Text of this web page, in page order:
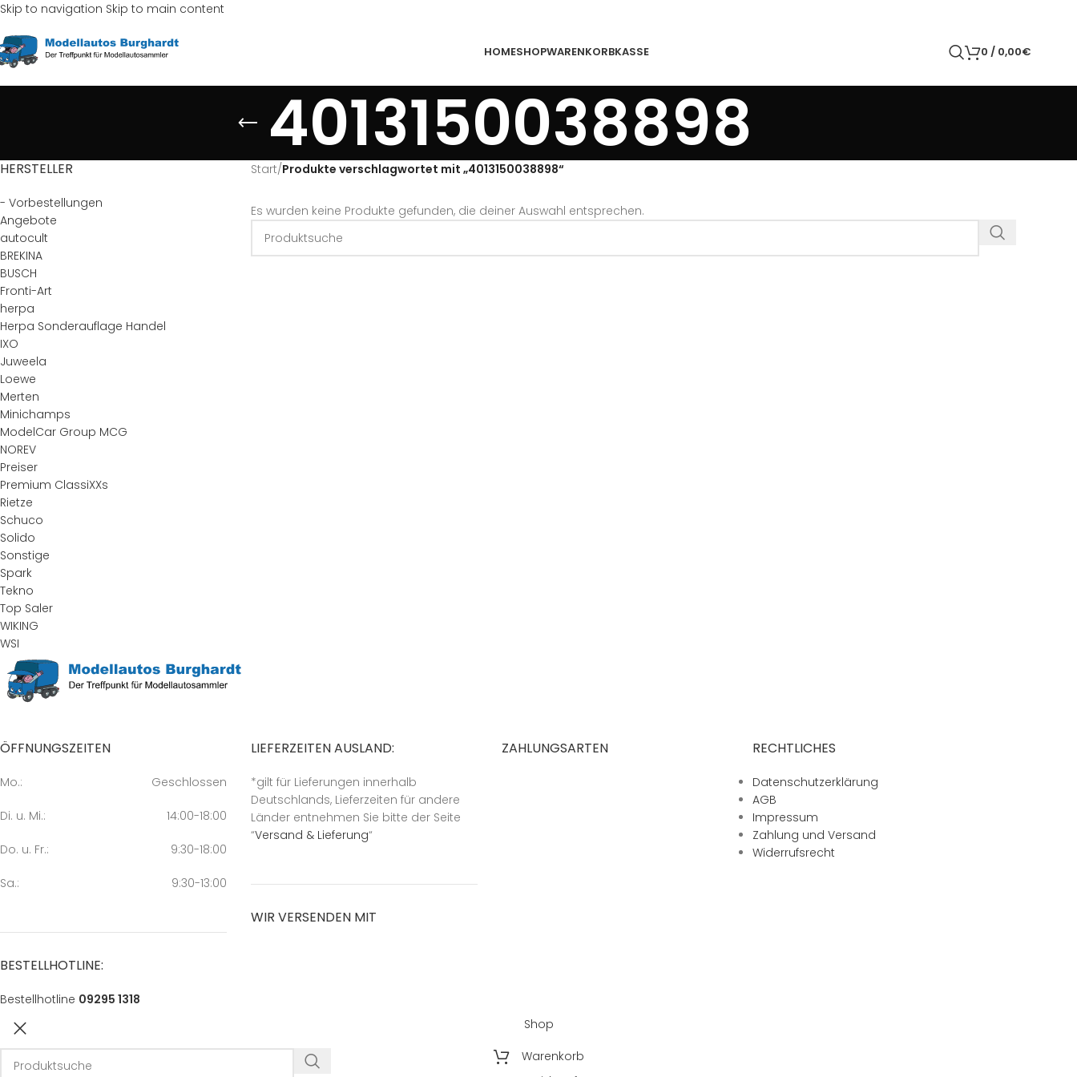
Skip to navigation Skip to main content
HOMESHOPWARENKORBKASSE 0 / 0,00€
4013150038898
HERSTELLER
- Vorbestellungen
Angebote
autocult
BREKINA
BUSCH
Fronti-Art
herpa
Herpa Sonderauflage Handel
IXO
Juweela
Loewe
Merten
Minichamps
ModelCar Group MCG
NOREV
Preiser
Premium ClassiXXs
Rietze
Schuco
Solido
Sonstige
Spark
Tekno
Top Saler
WIKING
WSI
Start/Produkte verschlagwortet mit „4013150038898“
Es wurden keine Produkte gefunden, die deiner Auswahl entsprechen.
ÖFFNUNGSZEITEN
Mo.: Geschlossen
Di. u. Mi.: 14:00-18:00
Do. u. Fr.: 9:30-18:00
Sa.: 9:30-13:00
BESTELLHOTLINE:
Bestellhotline 09295 1318
LIEFERZEITEN AUSLAND:
*gilt für Lieferungen innerhalb
Deutschlands, Lieferzeiten für andere
Länder entnehmen Sie bitte der Seite
“Versand & Lieferung“
WIR VERSENDEN MIT
ZAHLUNGSARTEN RECHTLICHES
Datenschutzerklärung
AGB
Impressum
Zahlung und Versand
Widerrufsrecht
Shop
Warenkorb